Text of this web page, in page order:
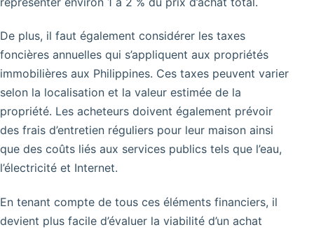
De plus, il faut également considérer les taxes
foncières annuelles qui s’appliquent aux propriétés
immobilières aux Philippines. Ces taxes peuvent varier
selon la localisation et la valeur estimée de la
propriété. Les acheteurs doivent également prévoir
des frais d’entretien réguliers pour leur maison ainsi
que des coûts liés aux services publics tels que l’eau,
l’électricité et Internet.
En tenant compte de tous ces éléments financiers, il
devient plus facile d’évaluer la viabilité d’un achat